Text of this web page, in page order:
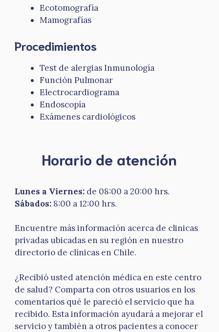
Ecotomografía
Mamografías
Procedimientos
Test de alergias Inmunología
Función Pulmonar
Electrocardiograma
Endoscopía
Exámenes cardiológicos
Horario de atención
Lunes a Viernes: de 08:00 a 20:00 hrs.
Sábados: 8:00 a 12:00 hrs.
Encuentre más información acerca de clinicas
privadas ubicadas en su región en nuestro
directorio de clínicas en Chile.
¿Recibió usted atención médica en este centro
de salud? Comparta con otros usuarios en los
comentarios qué le pareció el servicio que ha
recibido. Esta información ayudará a mejorar el
servicio y también a otros pacientes a conocer